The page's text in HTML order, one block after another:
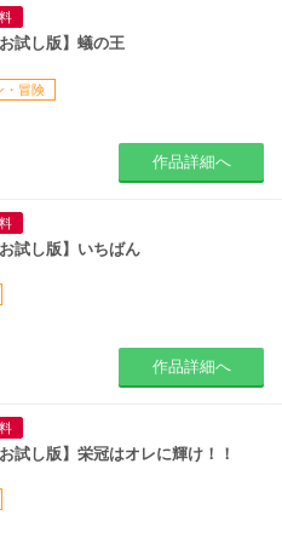
試し版】蟻の王
・冒険
作品詳細へ
試し版】いちばん
作品詳細へ
試し版】栄冠はオレに輝け！！